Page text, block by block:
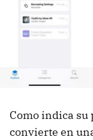
Como indica
convierte en